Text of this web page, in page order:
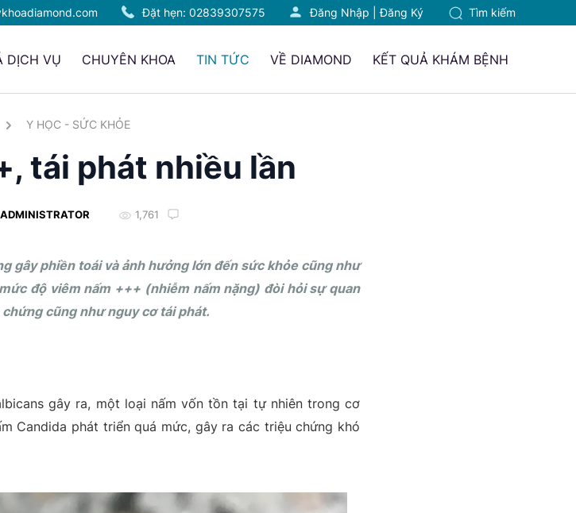
Tìm kiếm
Đăng Nhập |Đăng Ký
Đặt hẹn: 02839307575
DỊCH VỤ CHUYÊN KHOA TIN TỨC VỀ DIAMOND KẾT QUẢ KHÁM BỆNH
Y HỌC - SỨC KHỎE
tái phát nhiều lần
ADMINISTRATOR 1,761
gây phiền toái và ảnh hưởng lớn đến sức khỏe cũng như
độ viêm nấm +++ (nhiễm nấm nặng) đòi hỏi sự quan
cũng như nguy cơ tái phát.
gây ra, một loại nấm vốn tồn tại tự nhiên trong cơ
Candida phát triển quá mức, gây ra các triệu chứng khó